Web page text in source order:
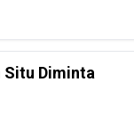
Situ Diminta